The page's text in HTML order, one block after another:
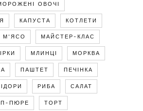
ОВОЧІ
КАПУСТА КОТЛЕТИ
М'ЯСО МАЙСТЕР-КЛАС
МЛИНЦІ МОРКВА
ПАШТЕТ ПЕЧІНКА
РИБА САЛАТ
ПЮРЕ ТОРТ